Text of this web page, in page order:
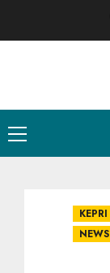
Primary
Menu
KEPRI
NEWS